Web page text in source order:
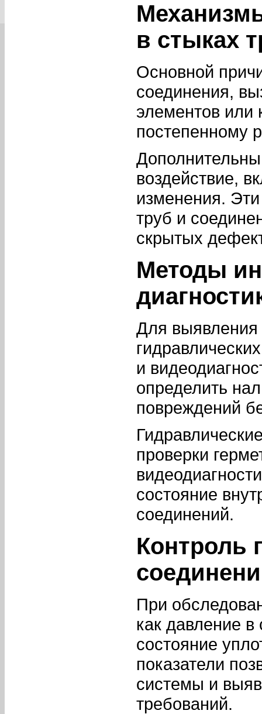
в стыках
Основной
соединения,
элементов или
постепенному
воздействие,
изменения.
труб и
скрытых
Методы
Для
и
определить
повреждений
проверки
состояние
соединений.
Контроль
При
как давление в
состояние
показатели
системы и
требований.